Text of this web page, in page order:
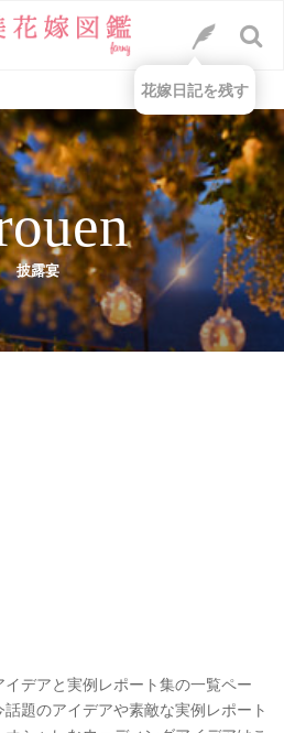
披露宴
デアと実例レポート集の一覧ペー
題のアイデアや素敵な実例レポート
花嫁日記を残す